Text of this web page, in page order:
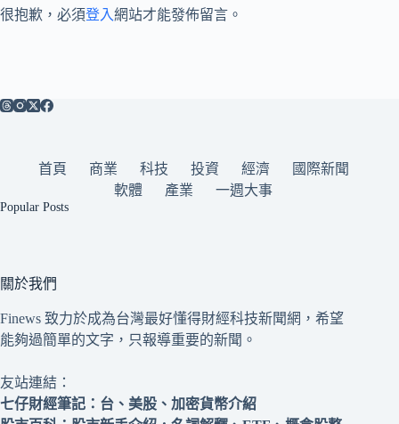
很抱歉，必須登入網站才能發佈留言。
首頁 商業 科技 投資 經濟
國際新聞
軟體
產業 一週大事
Popular Posts
關於我們
Finews 致力於成為台灣最好懂得財經科技新聞網，希望
能夠過簡單的文字，只報導重要的新聞。
友站連結：
七仔財經筆記 ：台、美股、加密貨幣介紹